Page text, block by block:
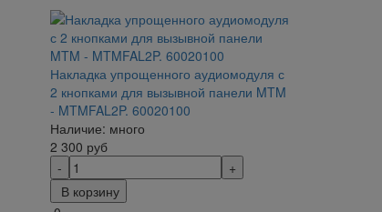
Накладка упрощенного аудиомодуля с
2 кнопками для вызывной панели MTM
- MTMFAL2P. 60020100
Наличие: много
2 300 руб
В корзину